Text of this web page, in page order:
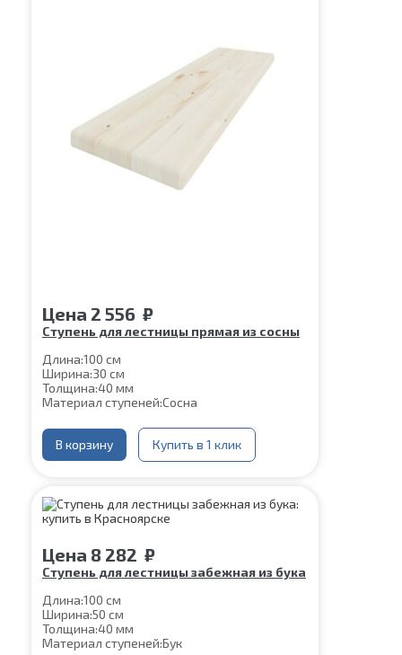
Цена 2 556 ₽
Ступень для лестницы прямая из сосны
Длина:100 см
Ширина:30 см
Толщина:40 мм
Материал ступеней:Сосна
В корзину Купить в 1 клик
Цена 8 282 ₽
Ступень для лестницы забежная из бука
Длина:100 см
Ширина:50 см
Толщина:40 мм
Материал ступеней:Бук